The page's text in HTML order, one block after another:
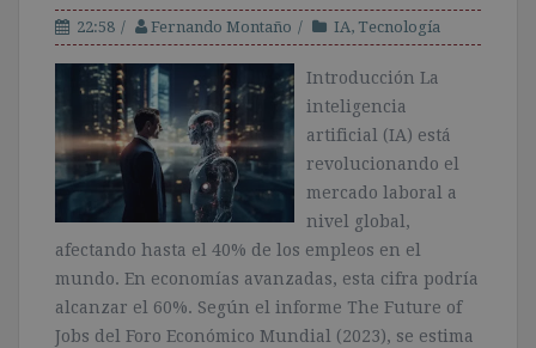
22:58 Fernando Montaño IA, Tecnología
Introducción La
inteligencia
artificial (IA) está
revolucionando el
mercado laboral a
nivel global,
afectando hasta el 40% de los empleos en el
mundo. En economías avanzadas, esta cifra podría
alcanzar el 60%. Según el informe The Future of
Jobs del Foro Económico Mundial (2023), se estima